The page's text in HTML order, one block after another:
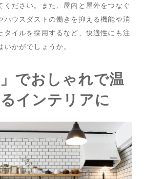
ください。また、屋内と屋外をつなぐ
ハウスダストの働きを抑える機能や消
タイルを採用するなど、快適性にも注
かがでしょうか。
」でおしゃれで温
インテリアに